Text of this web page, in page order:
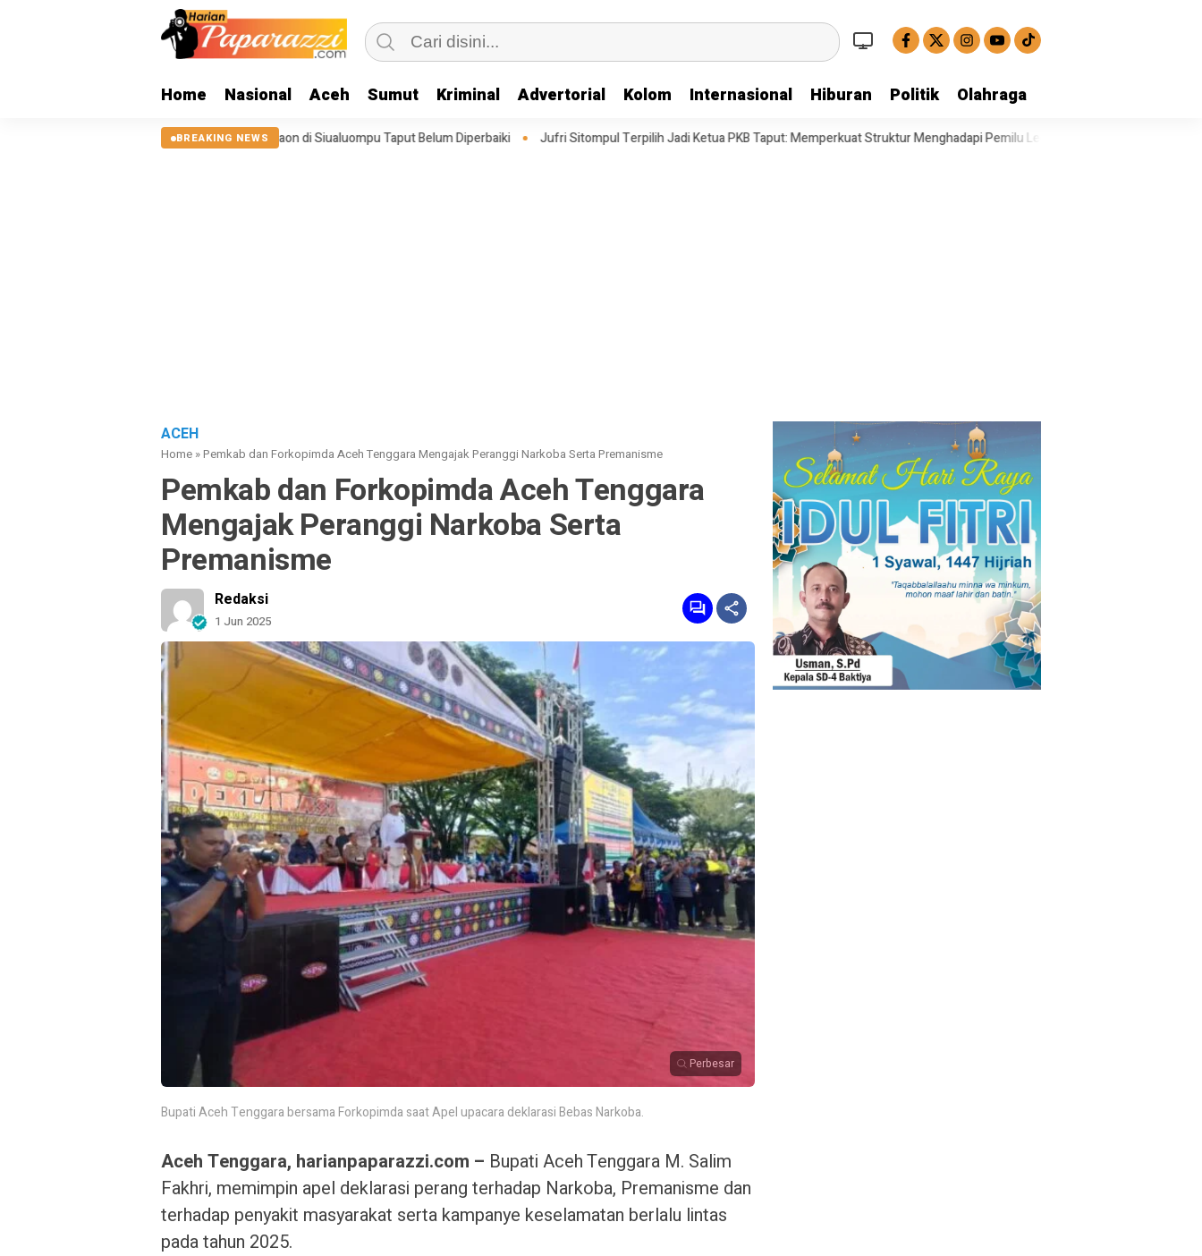
Home Nasional Aceh Sumut Kriminal Advertorial Kolom Internasional Hiburan Politik Olahraga
BREAKING NEWS
2025, Tanggul Sungai Sigeaon di Siualuompu Taput Belum Diperbaiki Jufri Sitompul Terpilih Jadi Ketua PKB Taput: Memperkuat Struktur Menghadapi Pemilu Legislatif Operasi Satresnarkoba Polresta Deli
ACEH
Home »Pemkab dan Forkopimda Aceh Tenggara Mengajak Peranggi Narkoba Serta Premanisme
Pemkab dan Forkopimda Aceh Tenggara
Mengajak Peranggi Narkoba Serta
Premanisme
Redaksi
1 Jun 2025
Perbesar
Bupati Aceh Tenggara bersama Forkopimda saat Apel upacara deklarasi Bebas Narkoba.
Aceh Tenggara, harianpaparazzi.com – Bupati Aceh Tenggara M. Salim
Fakhri, memimpin apel deklarasi perang terhadap Narkoba, Premanisme dan
terhadap penyakit masyarakat serta kampanye keselamatan berlalu lintas
pada tahun 2025.